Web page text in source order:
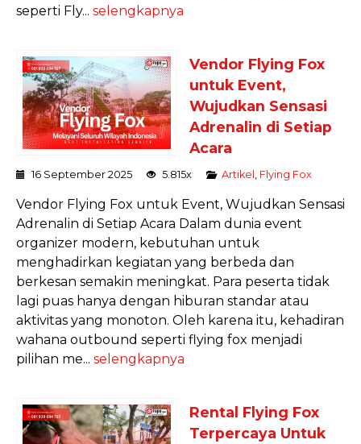
seperti Fly... selengkapnya
Vendor Flying Fox
untuk Event,
Wujudkan Sensasi
Adrenalin di Setiap
Acara
16 September 2025 5.815x Artikel Flying Fox
Vendor Flying Fox untuk Event, Wujudkan Sensasi
Adrenalin di Setiap Acara Dalam dunia event
organizer modern, kebutuhan untuk
menghadirkan kegiatan yang berbeda dan
berkesan semakin meningkat. Para peserta tidak
lagi puas hanya dengan hiburan standar atau
aktivitas yang monoton. Oleh karena itu, kehadiran
wahana outbound seperti flying fox menjadi
pilihan me... selengkapnya
Rental Flying Fox
Terpercaya Untuk